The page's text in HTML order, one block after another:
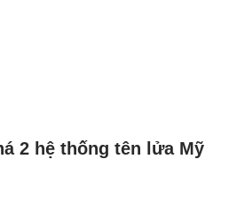
2 hệ thống tên lửa Mỹ